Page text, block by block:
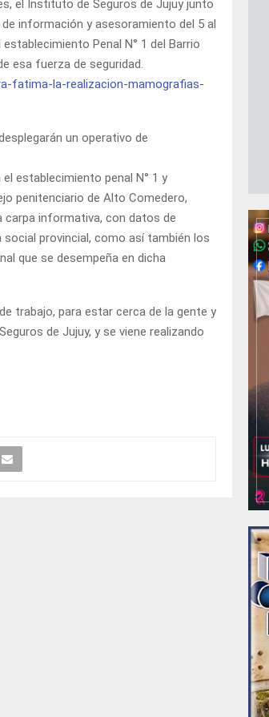
el Instituto de Seguros de Jujuy junto
información y asesoramiento del 5 al
Penal N° 1 del Barrio
esa fuerza de seguridad.
un operativo de
establecimiento penal N° 1 y
penitenciario de Alto Comedero,
carpa informativa, con datos de
provincial, como así también los
que se desempeña en dicha
trabajo, para estar cerca de la gente y
de Jujuy, y se viene realizando